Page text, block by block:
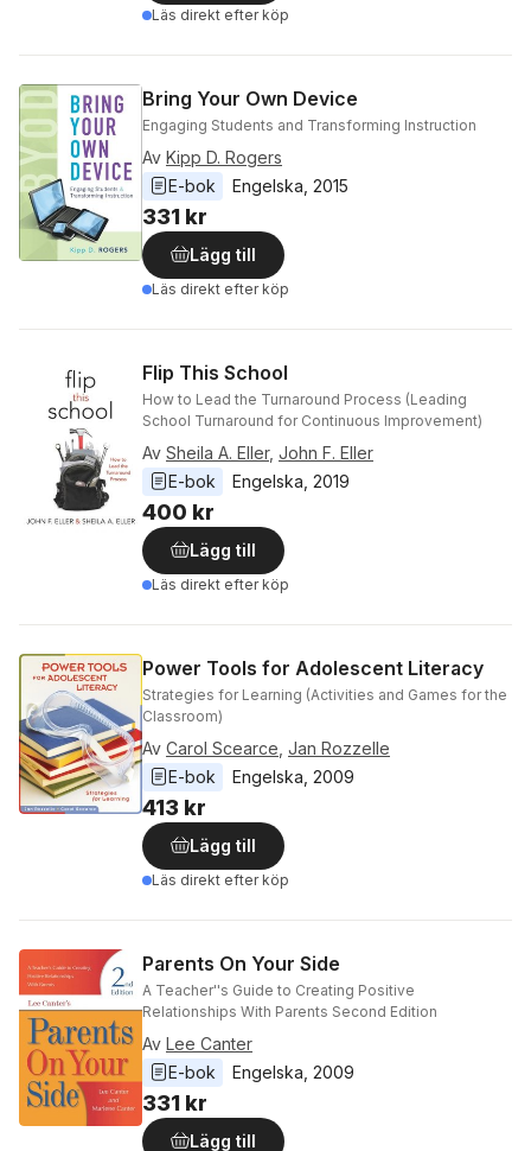
Läs direkt efter köp
Bring Your Own Device
Engaging Students and Transforming Instruction
Av Kipp D. Rogers
E-bok
Engelska 2015
331 kr
Lägg till
Läs direkt efter köp
Flip This School
How to Lead the Turnaround Process (Leading
School Turnaround for Continuous Improvement)
Av Sheila A. Eller, John F. Eller
E-bok
Engelska 2019
400 kr
Lägg till
Läs direkt efter köp
Power Tools for Adolescent Literacy
Strategies for Learning (Activities and Games for the
Classroom)
Av Carol Scearce Jan Rozzelle
E-bok
Engelska 2009
413 kr
Lägg till
Läs direkt efter köp
Parents On Your Side
A Teacher''s Guide to Creating Positive
Relationships With Parents Second Edition
Av Lee Canter
E-bok
Engelska 2009
331 kr
Lägg till